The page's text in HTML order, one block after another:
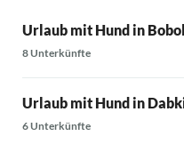
kann beinhaltet
kleines Handtuch pro
Wunsch nach einer
Der große Garten ist
perfekt für Hunde (nur am
Urlaub mit Hund in
8 Unterkünfte
Urlaub mit Hund in
6 Unterkünfte